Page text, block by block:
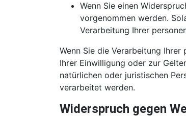
Wenn Sie einen
vorgenommen werden.
Verarbeitung Ihrer
Wenn Sie die Verarbeitung
Ihrer Einwilligung oder zur
natürlichen oder juristischen
verarbeitet werden.
Widerspruch gegen